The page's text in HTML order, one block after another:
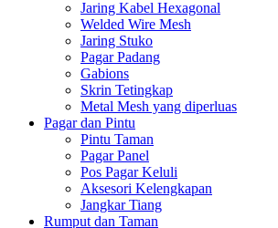
Jaring Kabel Hexagonal
Welded Wire Mesh
Jaring Stuko
Pagar Padang
Gabions
Skrin Tetingkap
Metal Mesh yang diperluas
Pagar dan Pintu
Pintu Taman
Pagar Panel
Pos Pagar Keluli
Aksesori Kelengkapan
Jangkar Tiang
Rumput dan Taman